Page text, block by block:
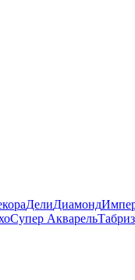
ДелиДиамонд
Супер АкварельТабриз